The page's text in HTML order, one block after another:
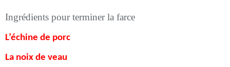
Ingrédients pour terminer la farce
L’échine de porc
La noix de veau